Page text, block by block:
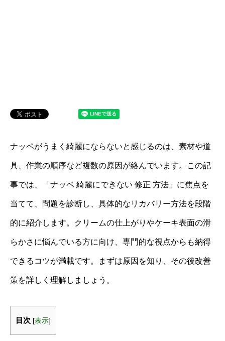
ナッペがうまく綺麗にならないと感じるのは、素材や道
具、作業の順序など複数の原因が絡んでいます。この記
事では、「ナッペ 綺麗にできない 修正 方法」に焦点を
当てて、問題を診断し、具体的なリカバリー方法を段階
的に紹介します。クリームの仕上がりやケーキ表面の滑
らかさに悩んでいる方に向け、専門的な視点からも納得
できるコツが満載です。まずは原因を知り、その後改善
策を詳しく理解しましょう。
目次 [表示]